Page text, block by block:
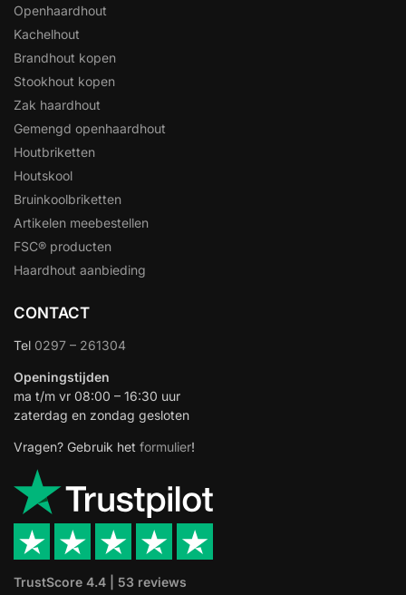
Openhaardhout
Kachelhout
Brandhout kopen
Stookhout kopen
Zak haardhout
Gemengd openhaardhout
Houtbriketten
Houtskool
Bruinkoolbriketten
Artikelen meebestellen
FSC® producten
Haardhout aanbieding
CONTACT
Tel 0297 – 261304
Openingstijden
ma t/m vr 08:00 – 16:30 uur
zaterdag en zondag gesloten
Vragen? Gebruik het formulier!
TrustScore 4.4 | 53 reviews